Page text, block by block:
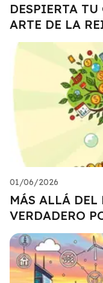
DESPIERTA
ARTE DE LA
01/06/2026
MÁS ALLÁ
VERDADERO